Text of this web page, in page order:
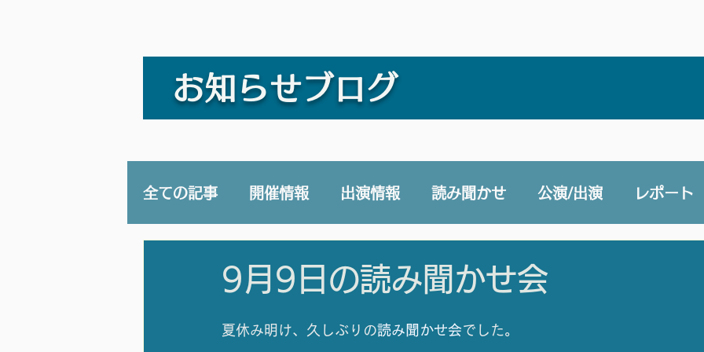
お知らせブログ
全ての記事 開催情報 出演情報 読み聞かせ 公演/出演 レポート
9月9日の読み聞かせ会
夏休み明け、久しぶりの読み聞かせ会でした。